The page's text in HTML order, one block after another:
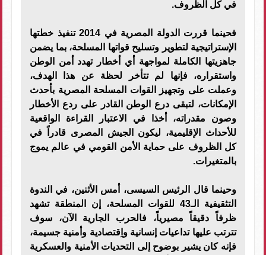
في كل الظروف.
فحينما قررت الدولة المصرية في 2014 تنفيذ خطتها
الإستراتيجية لتطوير وتسليح قواتها المسلحة، بما يضمن
جاهزيتها الكاملة لمواجهة أي أخطار تهدد أمن الوطن
واستقراره، فإنها لم تتأخر لحظة عن هذا الهدف،
وعملت على وتجهيز القوات المسلحة المصرية بأحدث
الإمكانات، لتبقى درع الوطن القادر على ردع الأخطار
وصون مقدراته، أخذا في الاعتبار القراءة الواقعية
للأحداث الإقليمية، ليكون الجيش المصرى قادراً في
كل الظروف على حماية الأمن القومي في عالم يموج
بالمتغيرات.
وحينما قال الرئيس السيسى، أمس الأثنين، في الندوة
التثقيفية الـ43 للقوات المسلحة، إن المنطقة تشهد
ظرفاً دقيقاً مصيرياً، فالحرب الجارية الآن، سوف
تترتب عليها تداعيات إنسانية واِقتصادية وأمنية جسيمة،
فإنه كان يشير بوضوح إلى التحديات الأمنية والعسكرية